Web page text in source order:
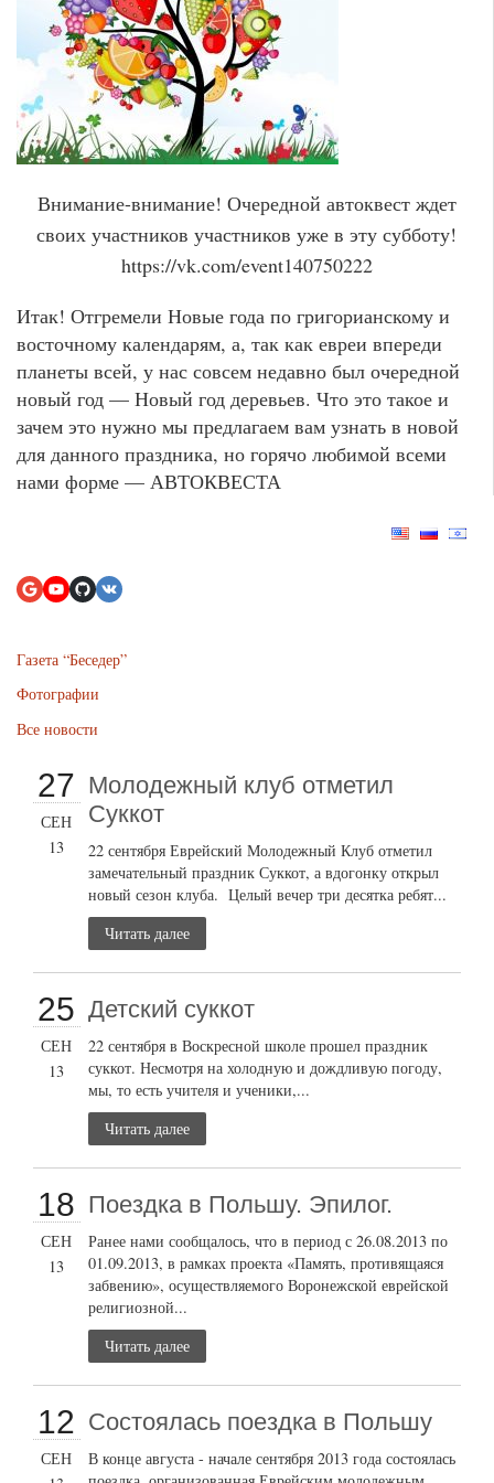
Внимание-внимание! Очередной автоквест ждет
своих участников участников уже в эту субботу!
https://vk.com/event140750222
Итак! Отгремели Новые года по григорианскому и
восточному календарям, а, так как евреи впереди
планеты всей, у нас совсем недавно был очередной
новый год — Новый год деревьев. Что это такое и
зачем это нужно мы предлагаем вам узнать в новой
для данного праздника, но горячо любимой всеми
нами форме — АВТОКВЕСТА
Газета “Беседер”
Фотографии
Все новости
27
СЕН
13
Молодежный клуб отметил
Суккот
22 сентября Еврейский Молодежный Клуб отметил
замечательный праздник Суккот, а вдогонку открыл
новый сезон клуба. Целый вечер три десятка ребят...
Читать далее
25
СЕН
13
Детский суккот
22 сентября в Воскресной школе прошел праздник
суккот. Несмотря на холодную и дождливую погоду,
мы, то есть учителя и ученики,...
Читать далее
18
СЕН
13
Поездка в Польшу. Эпилог.
Ранее нами сообщалось, что в период с 26.08.2013 по
01.09.2013, в рамках проекта «Память, противящаяся
забвению», осуществляемого Воронежской еврейской
религиозной...
Читать далее
12
СЕН
Состоялась поездка в Польшу
В конце августа - начале сентября 2013 года состоялась